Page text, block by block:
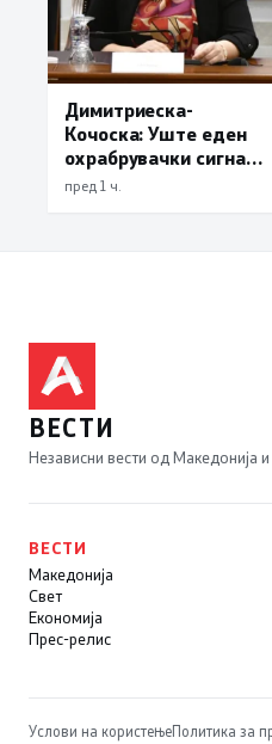
Димитриеска-
Кочоска: Уште еден
охрабрувачки сигнал
за позитивните
пред 1 ч.
ВЕСТИ
Независни вести од
ВЕСТИ
Македонија
Свет
Економија
Прес-релис
Услови на користењеПолитика за